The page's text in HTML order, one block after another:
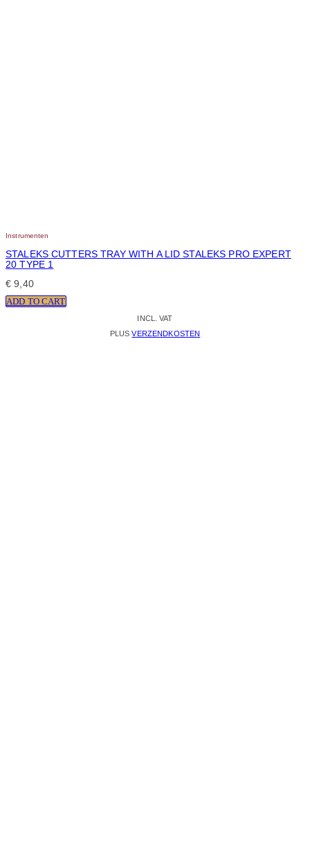
Instrumenten
STALEKS CUTTERS TRAY WITH A LID STALEKS PRO EXPERT
20 TYPE 1
€ 9,40
ADD TO CART
INCL. VAT
PLUSVERZENDKOSTEN